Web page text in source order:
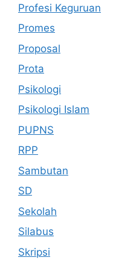
Profesi Keguruan
Promes
Proposal
Prota
Psikologi
Psikologi Islam
PUPNS
RPP
Sambutan
SD
Sekolah
Silabus
Skripsi